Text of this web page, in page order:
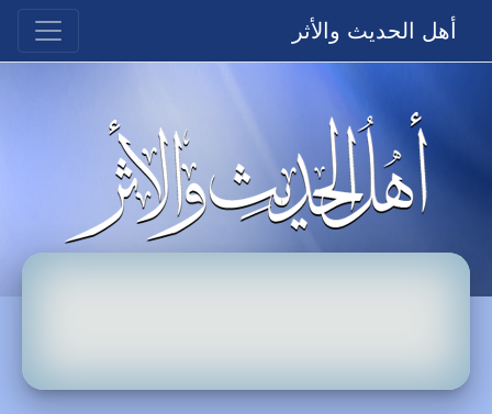
أهل الحديث والأثر